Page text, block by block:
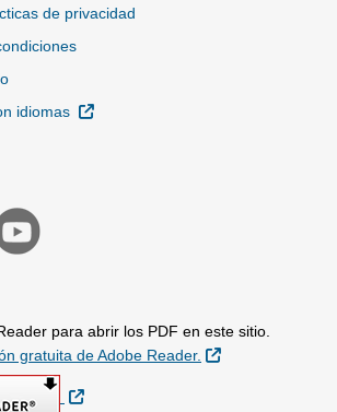
de privacidad
idiomas
Sitio Externo
para abrir los PDF en este sitio.
gratuita de Adobe Reader.
Sitio Externo
Sitio Externo